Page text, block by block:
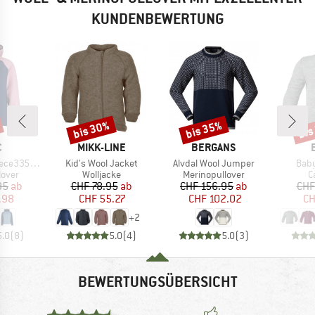
KUNDENBEWERTUNG
Zip Hoody
Preis
ab
(8)
MARKE
MIKK-LINE
Artikel
Kid's Wool Jacket
Produktgruppe
Wolljacke
Preis
CHF 78.95reduzierter Preis
ab
CHF 55.27
+2
5.0(4)
Rabatt
bis 30%
MARKE
BERGANS
Artikel
Alvdal Wool Jumper
Produktgruppe
Merinopullover
Preis
CHF 156.95reduzierter Preis
ab
CHF 102.02
5.0(3)
Rabatt
bis 35%
BEWERTUNGSÜBERSICHT